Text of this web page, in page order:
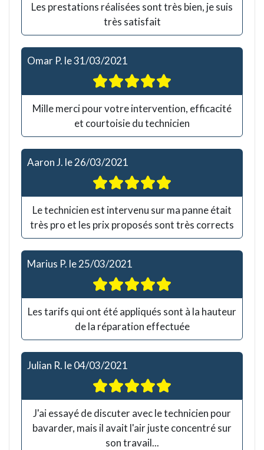
Les prestations réalisées sont très bien, je suis
très satisfait
Omar P. le31/03/2021
Mille merci pour votre intervention, efficacité
et courtoisie du technicien
Aaron J. le26/03/2021
Le technicien est intervenu sur ma panne était
très pro et les prix proposés sont très corrects
Marius P. le25/03/2021
Les tarifs qui ont été appliqués sont à la hauteur
de la réparation effectuée
Julian R. le04/03/2021
J'ai essayé de discuter avec le technicien pour
bavarder, mais il avait l'air juste concentré sur
son travail...